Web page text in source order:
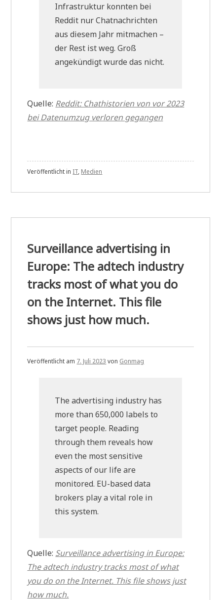
Infrastruktur konnten bei
Reddit nur Chatnachrichten
aus diesem Jahr mitmachen –
der Rest ist weg. Groß
angekündigt wurde das nicht.
Quelle: Reddit: Chathistorien von vor 2023
bei Datenumzug verloren gegangen
Veröffentlicht in IT, Medien
Surveillance advertising in
Europe: The adtech industry
tracks most of what you do
on the Internet. This file
shows just how much.
Veröffentlicht am 7. Juli 2023 von Gonmag
The advertising industry has
more than 650,000 labels to
target people. Reading
through them reveals how
even the most sensitive
aspects of our life are
monitored. EU-based data
brokers play a vital role in
this system.
Quelle: Surveillance advertising in Europe:
The adtech industry tracks most of what
you do on the Internet. This file shows just
how much.